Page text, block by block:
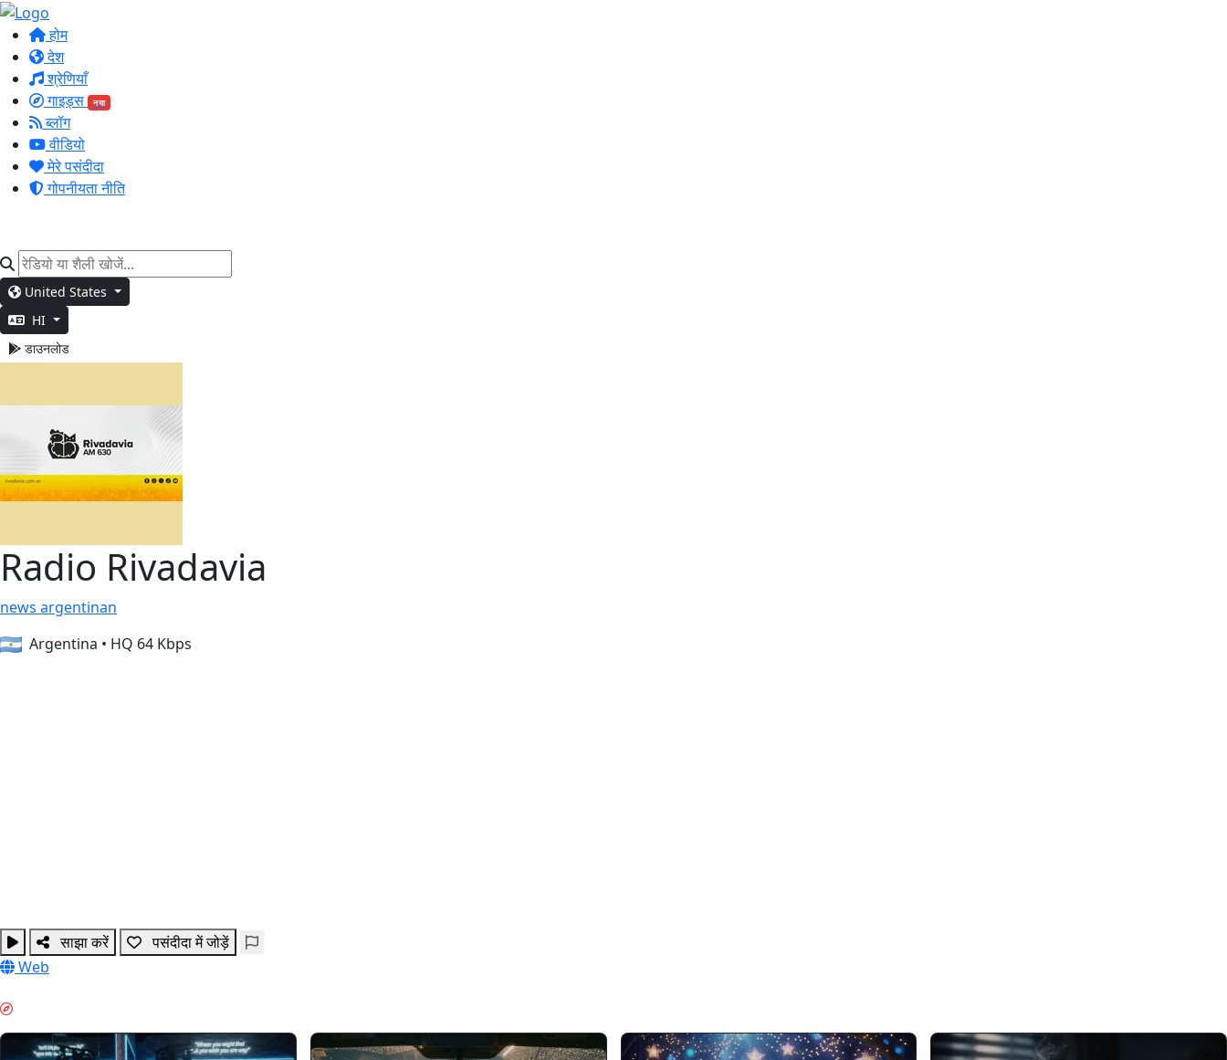
होम
देश
श्रेणियाँ
गाइड्स
नया
ब्लॉग
वीडियो
मेरे पसंदीदा
गोपनीयता नीति
United States
HI
डाउनलोड
Radio Rivadavia
news argentinan
Argentina • HQ 64 Kbps
साझा करें
पसंदीदा में जोड़ें
Web